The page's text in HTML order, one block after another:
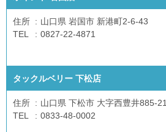
住所
山口県 岩国市 新港町2-6-43
TEL
0827-22-4871
タックルベリー 下松店
住所
山口県 下松市 大字西豊井885-21
TEL
0833-48-0002